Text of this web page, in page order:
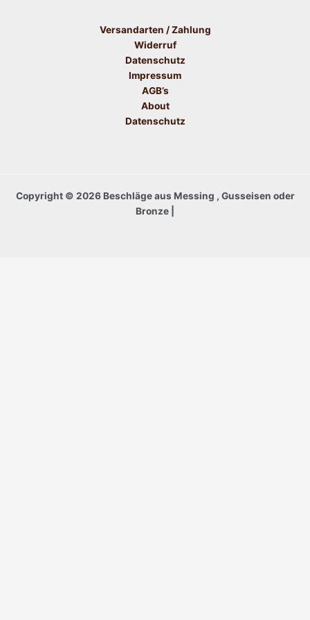
Versandarten / Zahlung
Widerruf
Datenschutz
Impressum
AGB’s
About
Datenschutz
Copyright © 2026 Beschläge aus Messing , Gusseisen oder
Bronze |